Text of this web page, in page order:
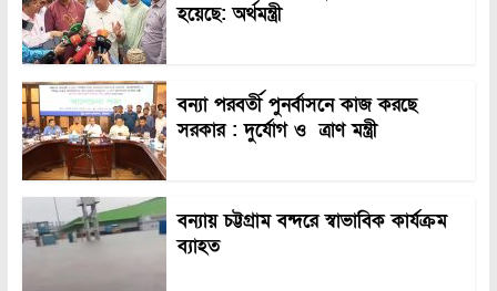
হয়েছে: অর্থমন্ত্রী
বন্যা পরবর্তী পুনর্বাসনে কাজ করছে
সরকার : দুর্যোগ ও ত্রাণ মন্ত্রী
বন্যায় চট্টগ্রাম বন্দরে স্বাভাবিক কার্যক্রম
ব্যাহত